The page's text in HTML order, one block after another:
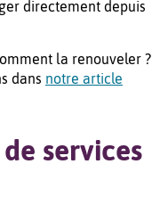
directement depuis
la renouveler ?
dans notre article
services